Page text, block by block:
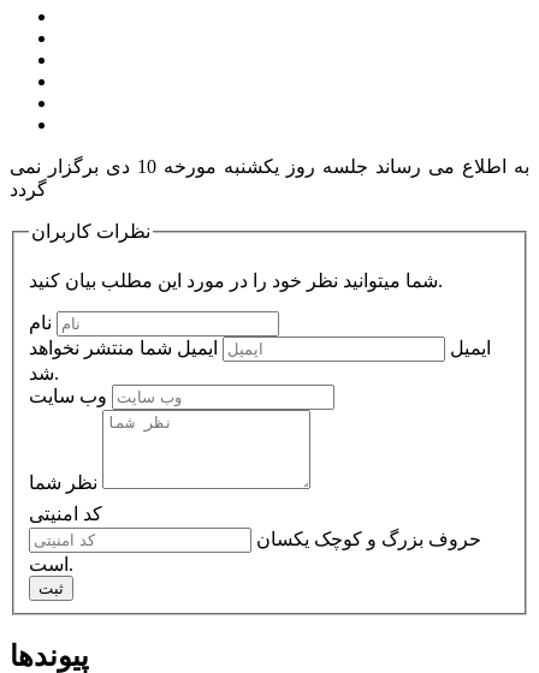
به اطلاع می رساند جلسه روز یکشنبه مورخه 10 دی برگزار نمی
گردد
نظرات کاربران
شما میتوانید نظر خود را در مورد این مطلب بیان کنید.
ایمیل
ایمیل شما منتشر نخواهد
شد.
وب سایت
حروف بزرگ و کوچک یکسان
است.
ثبت
پیوندها